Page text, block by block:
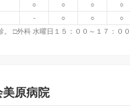
○ ○ ○
○
- ○ ○ ○
美原病院